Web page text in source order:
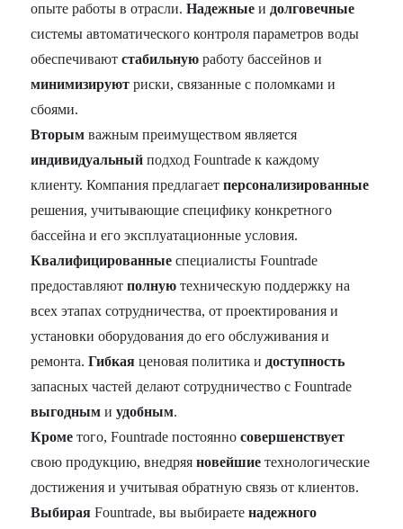
опыте работы в отрасли.Надежные и долговечные
системы автоматического контроля параметров воды
обеспечиваютстабильную работу бассейнов и
минимизируют риски, связанные с поломками и
сбоями.
Вторым важным преимуществом является
индивидуальный подход Fountrade к каждому
клиенту. Компания предлагаетперсонализированные
решения, учитывающие специфику конкретного
бассейна и его эксплуатационные условия.
Квалифицированные специалисты Fountrade
предоставляютполную техническую поддержку на
всех этапах сотрудничества, от проектирования и
установки оборудования до его обслуживания и
ремонта.Гибкая ценовая политика и доступность
запасных частей делают сотрудничество с Fountrade
выгодным иудобным.
Кроме того, Fountrade постоянносовершенствует
свою продукцию, внедряяновейшие технологические
достижения и учитывая обратную связь от клиентов.
Выбирая Fountrade, вы выбираетенадежного